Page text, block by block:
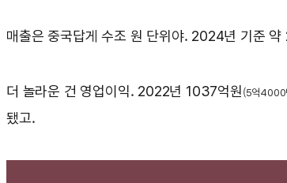
매출은 중국답게 수조 원 단위야. 2024년 기준
더 놀라운 건 영업이익. 2022년 1037억원 (5억4000
됐고.